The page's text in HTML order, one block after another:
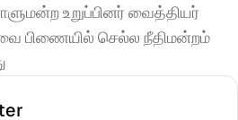
உறுப்பினர் வைத்தியர்
பிணையில் செல்ல நீதிமன்றம்